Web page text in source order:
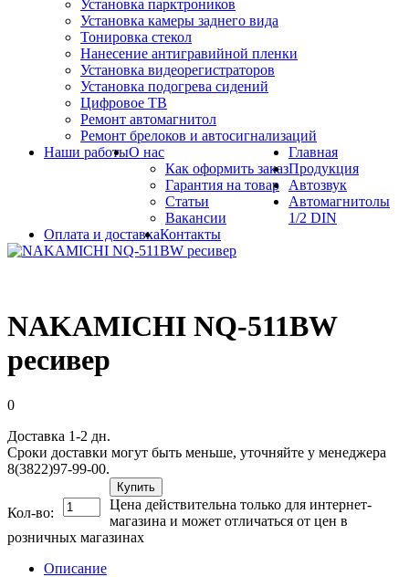
Установка парктроников
Установка камеры заднего вида
Тонировка стекол
Нанесение антигравийной пленки
Установка видеорегистраторов
Установка подогрева сидений
Цифровое ТВ
Ремонт автомагнитол
Ремонт брелоков и автосигнализаций
Наши работыО нас
Как оформить заказ
Гарантия на товар
Статьи
Вакансии
Оплата и доставкаКонтакты
Главная
Продукция
Автозвук
Автомагнитолы
1/2 DIN
NAKAMICHI NQ-511BW
ресивер
0
Доставка 1-2 дн.
Сроки доставки могут быть меньше, уточняйте у менеджера
8(3822)97-99-00.
Кол-во:
Купить
Цена действительна только для интернет-
магазина и может отличаться от цен в
розничных магазинах
Описание